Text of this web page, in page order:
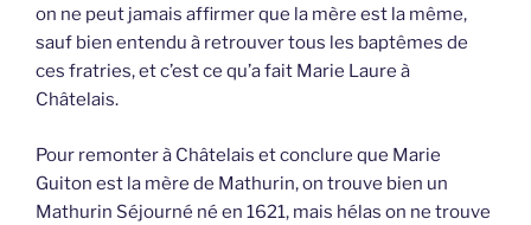
on ne peut jamais affirmer que la mère est la même,
sauf bien entendu à retrouver tous les baptêmes de
ces fratries, et c’est ce qu’a fait Marie Laure à
Châtelais.
Pour remonter à Châtelais et conclure que Marie
Guiton est la mère de Mathurin, on trouve bien un
Mathurin Séjourné né en 1621, mais hélas on ne trouve